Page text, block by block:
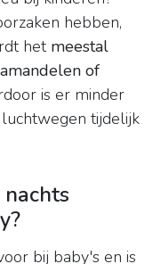
hebben,
het meestal
of
is er minder
tijdelijk
bij baby's en is